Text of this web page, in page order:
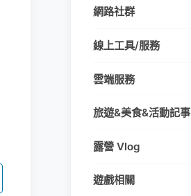
網路社群
線上工具/服務
雲端服務
旅遊&美食&活動記事
露營 Vlog
遊戲相關